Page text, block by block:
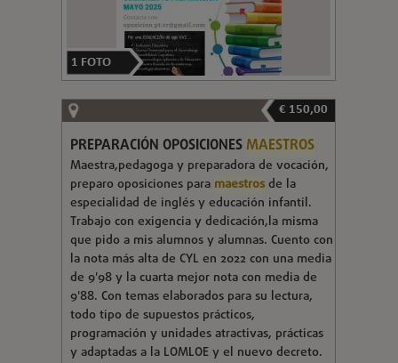
1 FOTO
€ 150,00
PREPARACIÓN OPOSICIONESMAESTROS
Maestra,pedagoga y preparadora de vocación,
preparo oposiciones para maestrosde la
especialidad de inglés y educación infantil.
Trabajo con exigencia y dedicación,la misma
que pido a mis alumnos y alumnas. Cuento con
la nota más alta de CYL en 2022 con una media
de 9'98 y la cuarta mejor nota con media de
9'88. Con temas elaborados para su lectura,
todo tipo de supuestos prácticos,
programación y unidades atractivas, prácticas
y adaptadas a la LOMLOE y el nuevo decreto.